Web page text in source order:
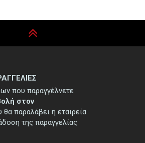
που παραγγέλνετε
στον
θα παραλάβει η εταιρεία
της παραγγελίας